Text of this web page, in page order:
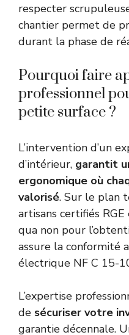
respecter
chantier permet de
durant la phase de
Pourquoi faire
professionnel
petite surface ?
L’intervention d’un
d’intérieur, garantit
ergonomique où
valorisé. Sur le plan
artisans certifiés
qua non pour
assure la conformité
électrique NF C 15-
L’expertise
de sécuriser votre
garantie décennale.